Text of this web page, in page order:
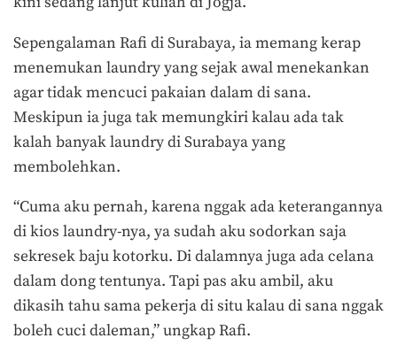
Sepengalaman Rafi di Surabaya, ia memang kerap
menemukan laundry yang sejak awal menekankan
agar tidak mencuci pakaian dalam di sana.
Meskipun ia juga tak memungkiri kalau ada tak
kalah banyak laundry di Surabaya yang
membolehkan.
“Cuma aku pernah, karena nggak ada keterangannya
di kios laundry-nya, ya sudah aku sodorkan saja
sekresek baju kotorku. Di dalamnya juga ada celana
dalam dong tentunya. Tapi pas aku ambil, aku
dikasih tahu sama pekerja di situ kalau di sana nggak
boleh cuci daleman,” ungkap Rafi.